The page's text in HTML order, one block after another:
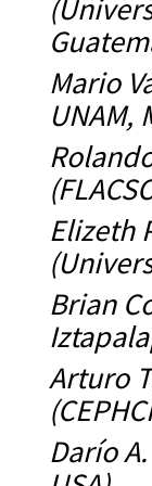
Mario
UNAM,
Elizeth
Brian
Arturo
Darío